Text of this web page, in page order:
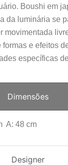
Boushi em
da luminária se
movimentada
formas e efeitos
específicas
Dimensões
Designer
A: 48 cm